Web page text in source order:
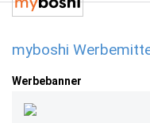
myboshi
Werbebanner